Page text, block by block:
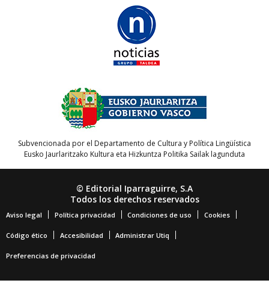
Subvencionada por el Departamento de Cultura y Política Lingüística
Eusko Jaurlaritzako Kultura eta Hizkuntza Politika Sailak lagunduta
© Editorial Iparraguirre, S.A
Todos los derechos reservados
Aviso legal Política privacidad Condiciones de uso Cookies
Código ético Accesibilidad Administrar Utiq
Preferencias de privacidad